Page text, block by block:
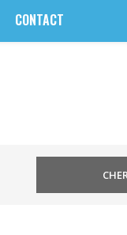
CONTACT